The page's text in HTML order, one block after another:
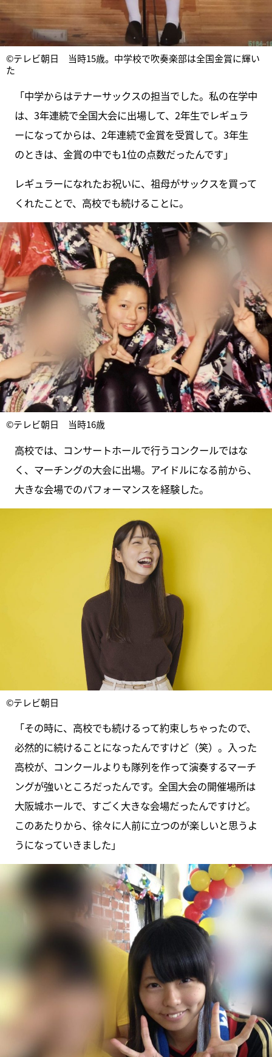
©テレビ朝日 当時15歳。中学校で吹奏楽部は全国金賞に輝い
た
「中学からはテナーサックスの担当でした。私の在学中
は、3年連続で全国大会に出場して、2年生でレギュラ
ーになってからは、2年連続で金賞を受賞して。3年生
のときは、金賞の中でも1位の点数だったんです」
レギュラーになれたお祝いに、祖母がサックスを買って
くれたことで、高校でも続けることに。
©テレビ朝日 当時16歳
高校では、コンサートホールで行うコンクールではな
く、マーチングの大会に出場。アイドルになる前から、
大きな会場でのパフォーマンスを経験した。
©テレビ朝日
「その時に、高校でも続けるって約束しちゃったので、
必然的に続けることになったんですけど（笑）。入った
高校が、コンクールよりも隊列を作って演奏するマーチ
ングが強いところだったんです。全国大会の開催場所は
大阪城ホールで、すごく大きな会場だったんですけど。
このあたりから、徐々に人前に立つのが楽しいと思うよ
うになっていきました」